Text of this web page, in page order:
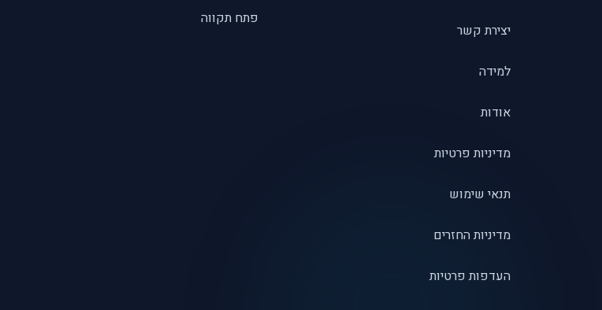
יצירת קשר
למידה
אודות
מדיניות פרטיות
תנאי שימוש
מדיניות החזרים
העדפות פרטיות
פתח תקווה